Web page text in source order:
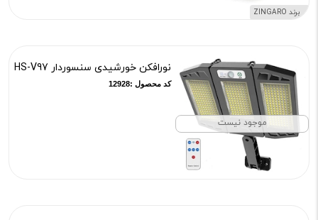
برند ZINGARO
موجود نیست
نورافکن خورشیدی سنسوردار HS-V97
کد محصول :12928